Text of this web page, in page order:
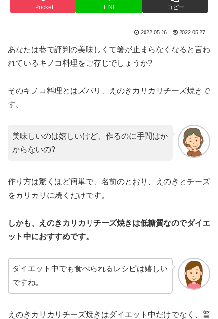
Pocket LINE コピー
2022.05.26 2022.05.27
あなたは巷で評判の美味しくて箸が止まらなくなると言わ
れているキノコ料理をご存じでしょうか?
そのキノコ料理とはズバリ、えのきカリカリチーズ焼きで
す。
美味しいのは嬉しいけど、作るのに手間はか
からないの?
作り方は驚くほど簡単で、名前のとおり、えのきとチーズ
をカリカリに焼くだけです。
しかも、えのきカリカリチーズ焼きは低糖質なのでダイエ
ット中におすすめです。
ダイエット中でも食べられるレシピは嬉しい
ですね。
えのきカリカリチーズ焼きはダイエット中だけでなく、普